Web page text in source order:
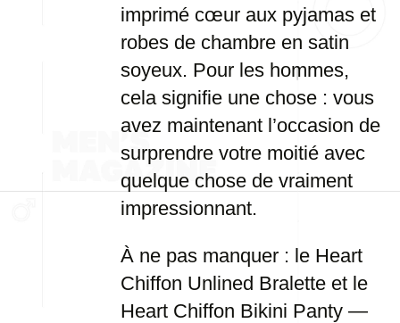
imprimé cœur aux pyjamas et
robes de chambre en satin
soyeux. Pour les hommes,
cela signifie une chose : vous
avez maintenant l’occasion de
surprendre votre moitié avec
quelque chose de vraiment
impressionnant.
À ne pas manquer : le Heart
Chiffon Unlined Bralette et le
Heart Chiffon Bikini Panty —